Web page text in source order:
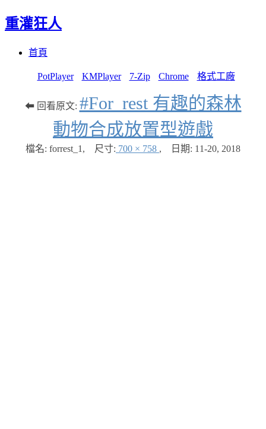
重灌狂人
首頁
PotPlayer KMPlayer 7-Zip Chrome 格式工廠
⬅ 回看原文: #For_rest 有趣的森林
動物合成放置型遊戲
檔名: forrest_1 , 尺寸: 700 × 758 , 日期: 11-20, 2018